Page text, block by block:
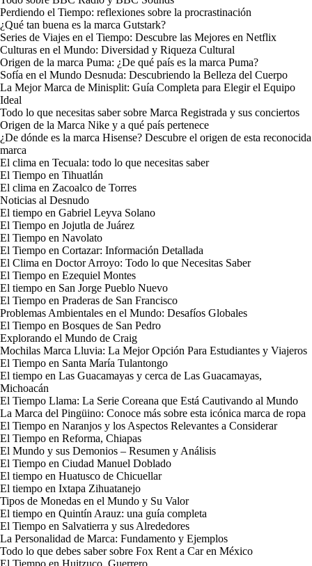
Perdiendo el Tiempo: reflexiones sobre la procrastinación
¿Qué tan buena es la marca Gutstark?
Series de Viajes en el Tiempo: Descubre las Mejores en Netflix
Culturas en el Mundo: Diversidad y Riqueza Cultural
Origen de la marca Puma: ¿De qué país es la marca Puma?
Sofía en el Mundo Desnuda: Descubriendo la Belleza del Cuerpo
La Mejor Marca de Minisplit: Guía Completa para Elegir el Equipo
Ideal
Todo lo que necesitas saber sobre Marca Registrada y sus conciertos
Origen de la Marca Nike y a qué país pertenece
¿De dónde es la marca Hisense? Descubre el origen de esta reconocida
marca
El clima en Tecuala: todo lo que necesitas saber
El Tiempo en Tihuatlán
El clima en Zacoalco de Torres
Noticias al Desnudo
El tiempo en Gabriel Leyva Solano
El Tiempo en Jojutla de Juárez
El Tiempo en Navolato
El Tiempo en Cortazar: Información Detallada
El Clima en Doctor Arroyo: Todo lo que Necesitas Saber
El Tiempo en Ezequiel Montes
El tiempo en San Jorge Pueblo Nuevo
El Tiempo en Praderas de San Francisco
Problemas Ambientales en el Mundo: Desafíos Globales
El Tiempo en Bosques de San Pedro
Explorando el Mundo de Craig
Mochilas Marca Lluvia: La Mejor Opción Para Estudiantes y Viajeros
El Tiempo en Santa María Tulantongo
El tiempo en Las Guacamayas y cerca de Las Guacamayas,
Michoacán
El Tiempo Llama: La Serie Coreana que Está Cautivando al Mundo
La Marca del Pingüino: Conoce más sobre esta icónica marca de ropa
El Tiempo en Naranjos y los Aspectos Relevantes a Considerar
El Tiempo en Reforma, Chiapas
El Mundo y sus Demonios – Resumen y Análisis
El Tiempo en Ciudad Manuel Doblado
El tiempo en Huatusco de Chicuellar
El tiempo en Ixtapa Zihuatanejo
Tipos de Monedas en el Mundo y Su Valor
El tiempo en Quintín Arauz: una guía completa
El Tiempo en Salvatierra y sus Alrededores
La Personalidad de Marca: Fundamento y Ejemplos
Todo lo que debes saber sobre Fox Rent a Car en México
El Tiempo en Huitzuco, Guerrero